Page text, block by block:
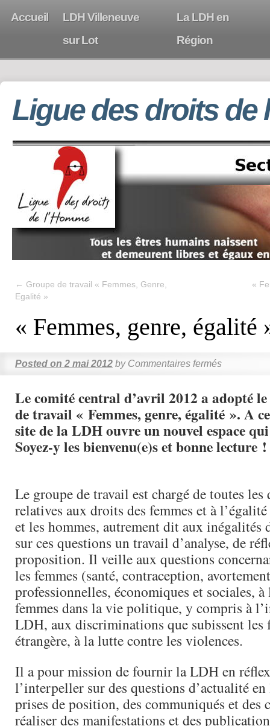
Accueil
LDH Villeneuve
sur Lot
La LDH en
Région
Ligue des droits de
← Groupe de travail « Femmes, Genre,
Egalité »
«
« Femmes, genre, égalité
Posted on 2 mai 2012 by Commentaires fermés
Le comité central d’avril 2012 a adopté
de travail « Femmes, genre, égalité ». A
site de la LDH ouvre un nouvel espace
Soyez-y les bienvenu(e)s et bonne lecture !
Le groupe de travail est chargé de toutes les
relatives aux droits des femmes et à
et les hommes, autrement dit aux inégalités
sur ces questions un travail d’analyse, de
proposition. Il veille aux questions
les femmes (santé, contraception,
professionnelles, économiques et sociales, à
femmes dans la vie politique, y compris à
LDH, aux discriminations que subissent les
étrangère, à la lutte contre les violences.
Il a pour mission de fournir la LDH en
l’interpeller sur des questions d’actualité
prises de position, des communiqués et des
réaliser des manifestations et des